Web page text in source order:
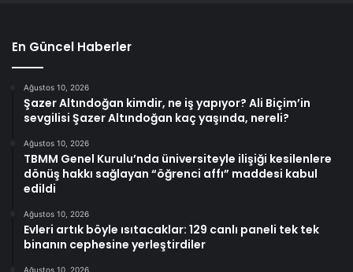
En Güncel Haberler
Ağustos 10, 2026
Şazer Altındoğan kimdir, ne iş yapıyor? Ali Biçim’in
sevgilisi Şazer Altındoğan kaç yaşında, nereli?
Ağustos 10, 2026
TBMM Genel Kurulu’nda üniversiteyle ilişiği kesilenlere
dönüş hakkı sağlayan “öğrenci affı” maddesi kabul
edildi
Ağustos 10, 2026
Evleri artık böyle ısıtacaklar: 129 canlı paneli tek tek
binanın cephesine yerleştirdiler
Ağustos 10, 2026